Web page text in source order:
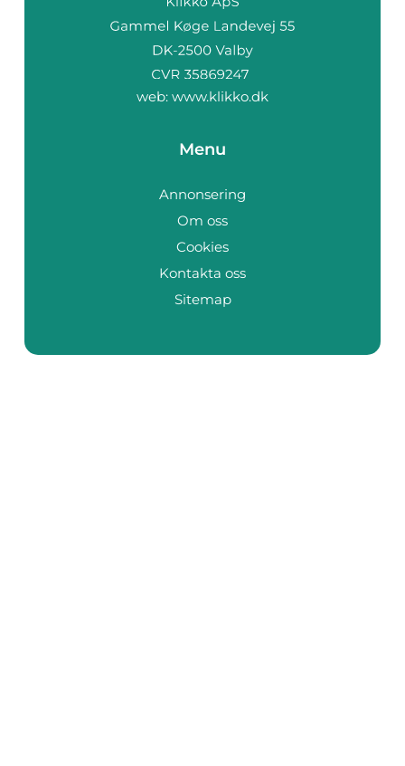
web: www.klikko.dk
Menu
Annonsering
Om oss
Cookies
Kontakta oss
Sitemap